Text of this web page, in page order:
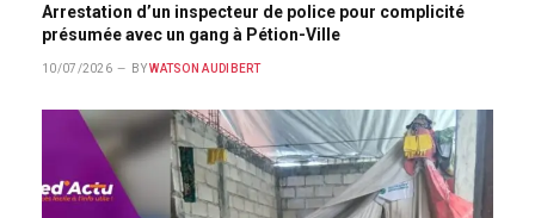
Arrestation d’un inspecteur de police pour complicité
présumée avec un gang à Pétion-Ville
10/07/2026 BY WATSON AUDIBERT